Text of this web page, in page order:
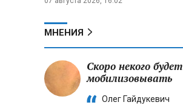
МНЕНИЯ
Скоро некого будет
мобилизовывать
Олег Гайдукевич